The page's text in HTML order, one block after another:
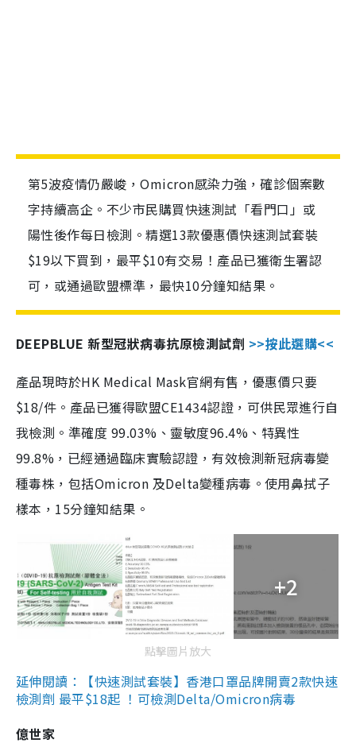
第5波疫情仍嚴峻，Omicron感染力強，確診個案數
字持續高企。不少市民購買快速測試「看門口」或
陽性後作每日檢測。精選13款優惠價快速測試套裝
$19以下買到，最平$10有交易！產品已獲衛生署認
可，或通過歐盟標準，最快10分鐘知結果。
DEEPBLUE 新型冠狀病毒抗原檢測試劑 >>按此選購<<
產品現時於HK Medical Mask官網有售，優惠價只要
$18/件。產品已獲得歐盟CE1434認證，可供民眾進行自
我檢測。準確度 99.03%、靈敏度96.4%、特異性
99.8%，已經通過臨床實驗認證，有效檢測新冠病毒變
種毒株，包括Omicron 及Delta變種病毒。使用鼻拭子
樣本，15分鐘知結果。
+2
點擊圖片放大
延伸閱讀：【快速測試套裝】香港口罩品牌開賣2款快速
檢測劑 最平$18起 ！可檢測Delta/Omicron病毒
億世家